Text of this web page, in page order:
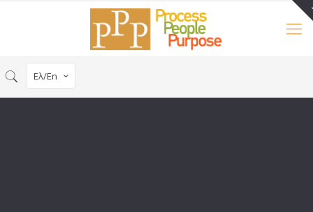
Ελ/En